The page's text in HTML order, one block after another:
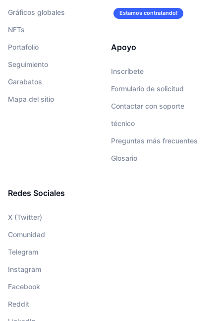
Gráficos globales
NFTs
Portafolio
Seguimiento
Garabatos
Mapa del sitio
Estamos contratando!
Apoyo
Inscríbete
Formulario de solicitud
Contactar con soporte
técnico
Preguntas más frecuentes
Glosario
Redes Sociales
X (Twitter)
Comunidad
Telegram
Instagram
Facebook
Reddit